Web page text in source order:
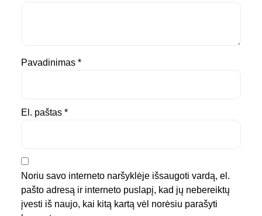
Pavadinimas *
El. paštas *
Noriu savo interneto naršyklėje išsaugoti vardą, el.
pašto adresą ir interneto puslapį, kad jų nebereiktų
įvesti iš naujo, kai kitą kartą vėl norėsiu parašyti